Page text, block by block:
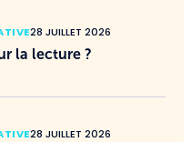
28 JUILLET 2026
la lecture ?
28 JUILLET 2026